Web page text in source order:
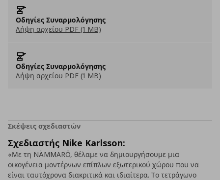
Οδηγίες Συναρμολόγησης
Λήψη αρχείου PDF (1 MB)
Οδηγίες Συναρμολόγησης
Λήψη αρχείου PDF (1 MB)
Σκέψεις σχεδιαστών
Σχεδιαστής Nike Karlsson:
«Με τη NÄMMARÖ, θέλαμε να δημιουργήσουμε μια
οικογένεια μοντέρνων επίπλων εξωτερικού χώρου που να
είναι ταυτόχρονα διακριτικά και ιδιαίτερα. Το τετράγωνο